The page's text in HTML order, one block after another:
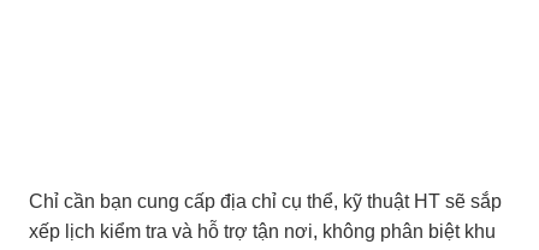
Chỉ cần bạn cung cấp địa chỉ cụ thể, kỹ thuật HT sẽ sắp
xếp lịch kiểm tra và hỗ trợ tận nơi, không phân biệt khu